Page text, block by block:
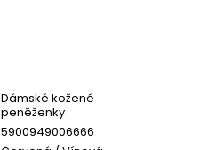
Dámské kožené
peněženky
5900949006666